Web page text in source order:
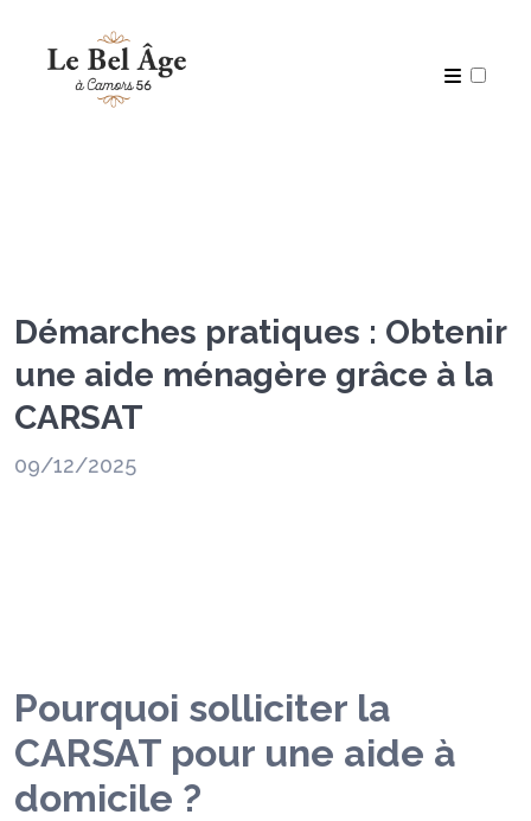
Démarches pratiques : Obtenir
une aide ménagère grâce à la
CARSAT
09/12/2025
Pourquoi solliciter la
CARSAT pour une aide à
domicile ?